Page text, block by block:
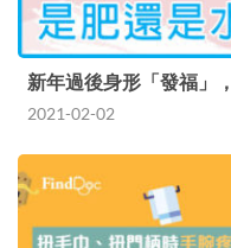
新年過後身形「發福」
2021-02-02